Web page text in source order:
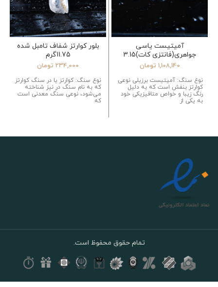
آمیتیست یاسی
جواهری(فانتزی کات)3.15
قیراط
1,108,140 تومان
نوع سنگ: آمیتیست برزیلی نوعی
کوارتز بنفش است که به دلیل
رنگ زیبا و خواص متافیزیکی خود
به یکی از
بلور کوارتز شفاف تامبل شده
11.75گرم
234,000 تومان
نوع سنگ: کوارتز یا در سنگ کوارتز
که به نام سنگ در نیز شناخته
می‌شود، نوعی سنگ معدنی است
که
تمام حقوق محفوظ است.
نگین